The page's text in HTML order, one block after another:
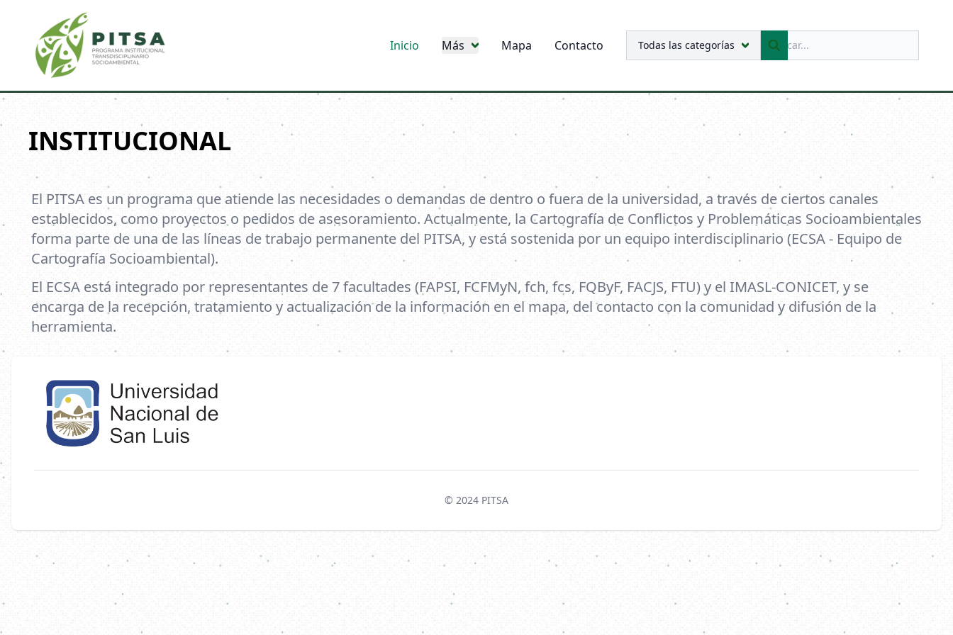
Inicio Más Mapa Contacto
Todas las categorías
Buscar
INSTITUCIONAL
El PITSA es un programa que atiende las necesidades o demandas de dentro o fuera de la universidad, a través de ciertos canales
establecidos, como proyectos o pedidos de asesoramiento. Actualmente, la Cartografía de Conflictos y Problemáticas Socioambientales
forma parte de una de las líneas de trabajo permanente del PITSA, y está sostenida por un equipo interdisciplinario (ECSA - Equipo de
Cartografía Socioambiental).
El ECSA está integrado por representantes de 7 facultades (FAPSI, FCFMyN, fch, fcs, FQByF, FACJS, FTU) y el IMASL-CONICET, y se
encarga de la recepción, tratamiento y actualización de la información en el mapa, del contacto con la comunidad y difusión de la
herramienta.
© 2024 PITSA